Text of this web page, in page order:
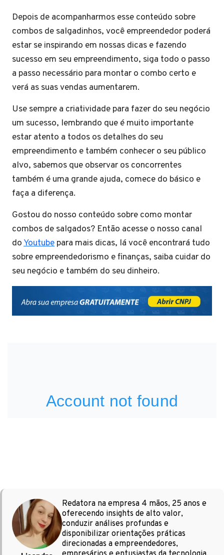
Depois de acompanharmos esse conteúdo sobre
combos de salgadinhos, você empreendedor poderá
estar se inspirando em nossas dicas e fazendo
sucesso em seu empreendimento, siga todo o passo
a passo necessário para montar o combo certo e
verá as suas vendas aumentarem.
Use sempre a criatividade para fazer do seu negócio
um sucesso, lembrando que é muito importante
estar atento a todos os detalhes do seu
empreendimento e também conhecer o seu público
alvo, sabemos que observar os concorrentes
também é uma grande ajuda, comece do básico e
faça a diferença.
Gostou do nosso conteúdo sobre como montar
combos de salgados? Então acesse o nosso canal
doYoutube para mais dicas, lá você encontrará tudo
sobre empreendedorismo e finanças, saiba cuidar do
seu negócio e também do seu dinheiro.
Redatora na empresa 4 mãos, 25 anos e
oferecendo insights de alto valor,
conduzir análises profundas e
disponibilizar orientações práticas
direcionadas a empreendedores,